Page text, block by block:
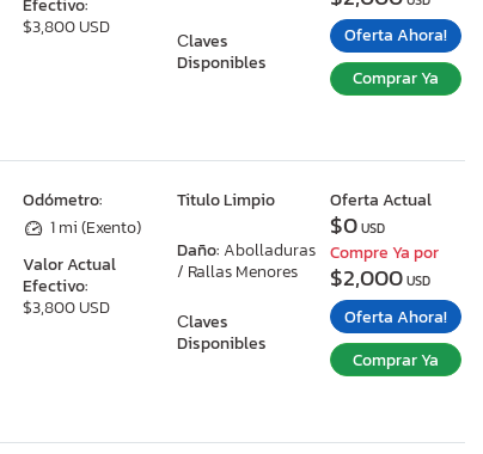
Efectivo:
$3,800 USD
Сlaves
Disponibles
Oferta Ahora!
Comprar Ya
Odómetro:
1 mi (Exento)
Valor Actual
Efectivo:
$3,800 USD
Titulo Limpio
Daño: Abolladuras
/ Rallas Menores
Сlaves
Disponibles
Oferta Actual
$0USD
Compre Ya por
$2,000USD
Oferta Ahora!
Comprar Ya